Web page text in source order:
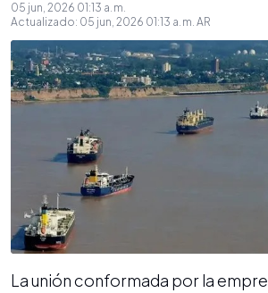
05 jun, 2026 01:13 a. m.
Actualizado: 05 jun, 2026 01:13 a. m. AR
La unión conformada por la